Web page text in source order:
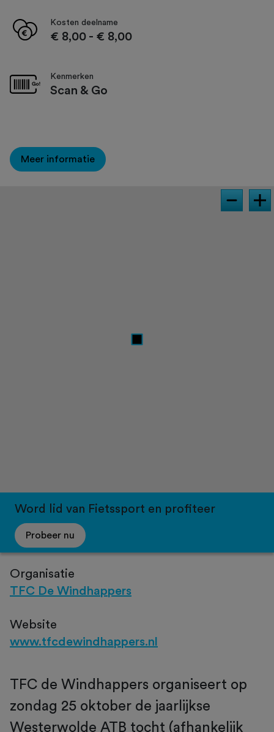
Kosten deelname
€ 8,00 - € 8,00
Kenmerken
Scan & Go
Meer informatie
Word lid van Fietssport en profiteer
Probeer nu
Organisatie
TFC De Windhappers
Website
www.tfcdewindhappers.nl
TFC de Windhappers organiseert op
zondag 25 oktober de jaarlijkse
Westerwolde ATB tocht (afhankelijk